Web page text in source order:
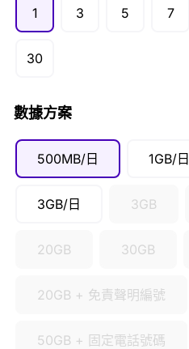
1 3 5 7
30
數據方案
500MB/日 1GB/日
3GB/日 3GB
20GB 30GB
20GB + 免責聲明編號
50GB + 固定電話號碼